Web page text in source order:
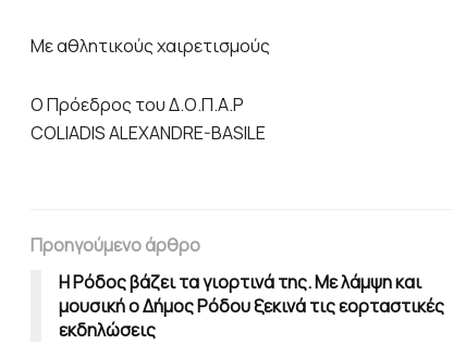
Με αθλητικούς χαιρετισμούς
O Πρόεδρος του Δ.Ο.Π.Α.Ρ
COLIADIS ALEXANDRE-BASILE
Προηγούμενο άρθρο
Η Ρόδος βάζει τα γιορτινά της. Με λάμψη και
μουσική ο Δήμος Ρόδου ξεκινά τις εορταστικές
εκδηλώσεις